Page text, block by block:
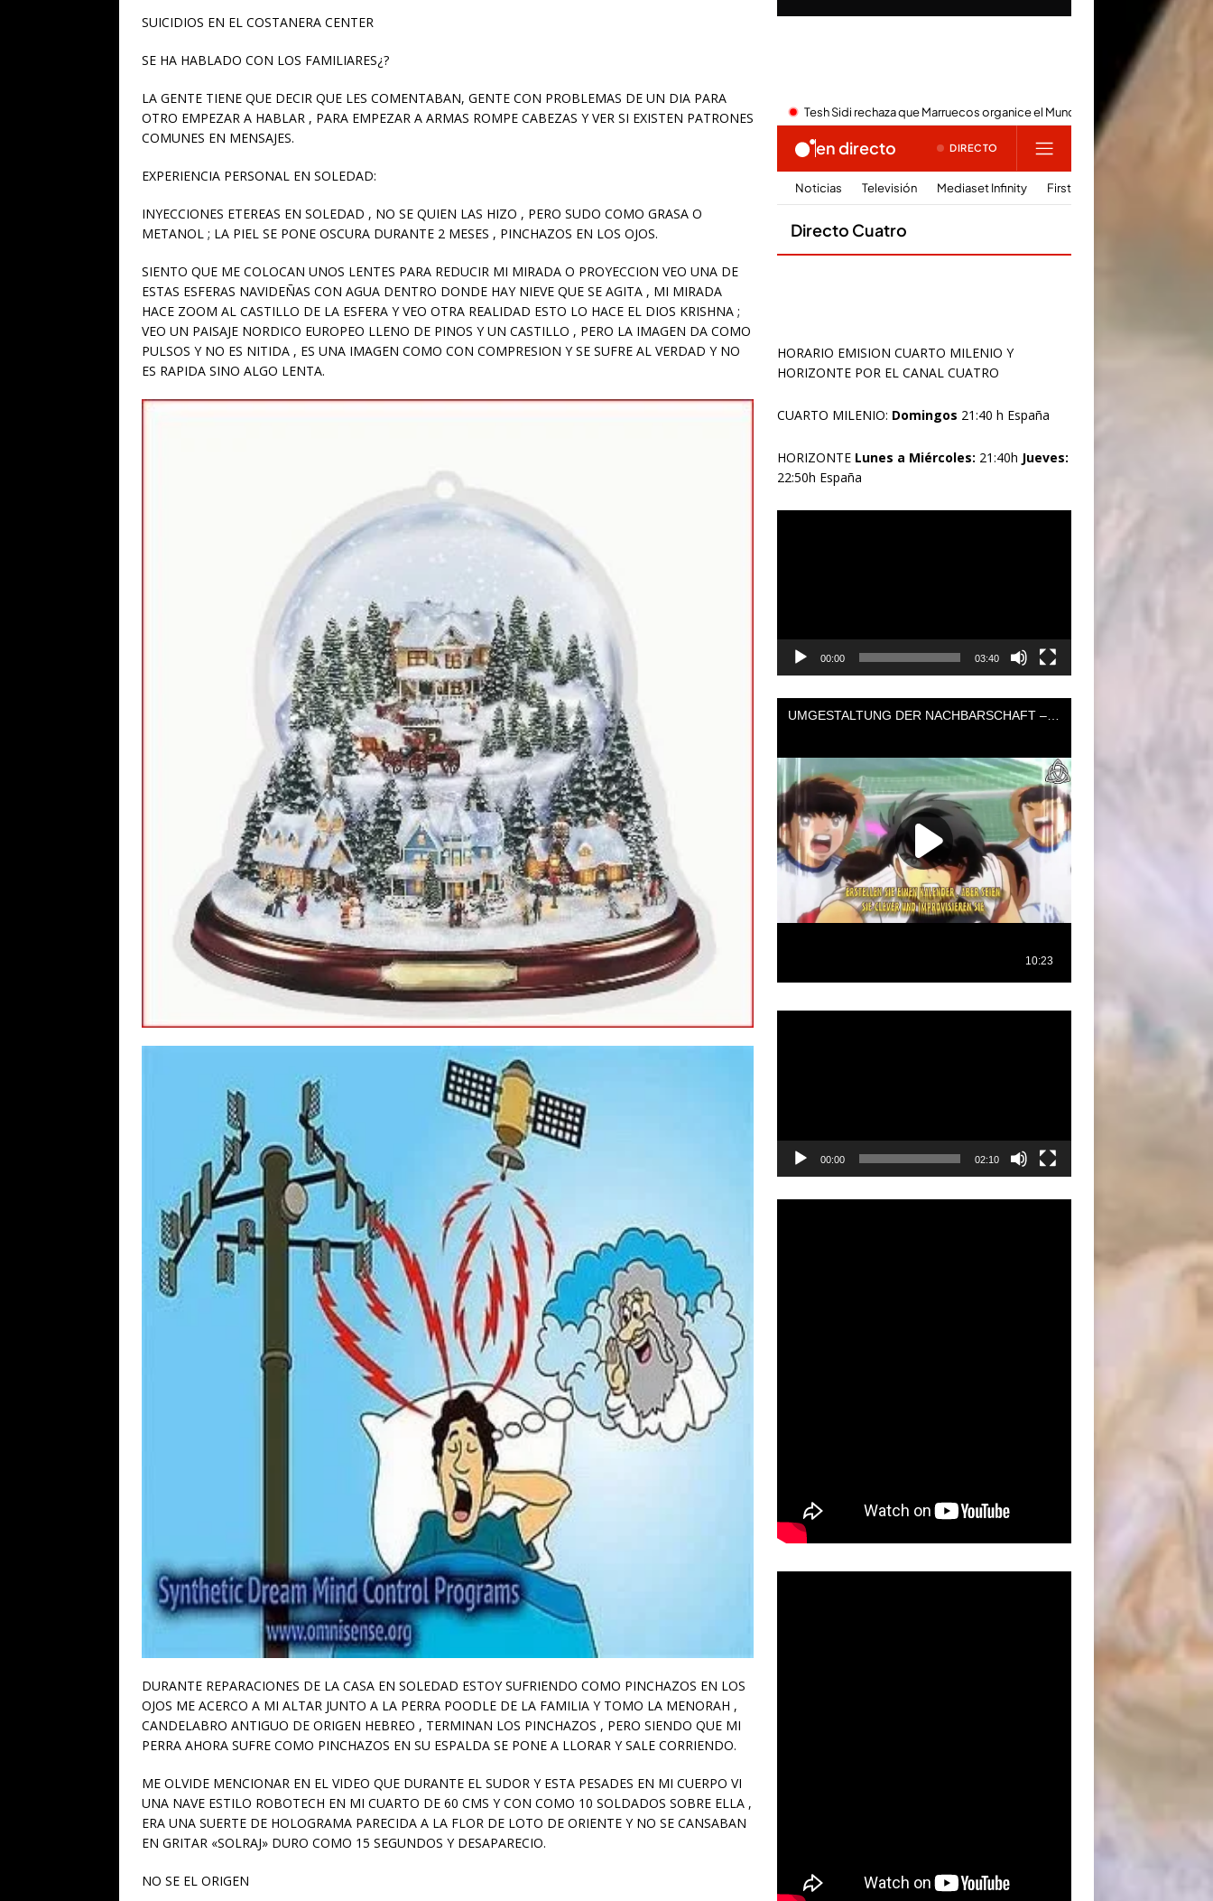
SUICIDIOS EN EL COSTANERA CENTER
SE HA HABLADO CON LOS FAMILIARES¿?
LA GENTE TIENE QUE DECIR QUE LES COMENTABAN, GENTE CON PROBLEMAS DE UN DIA PARA
OTRO EMPEZAR A HABLAR , PARA EMPEZAR A ARMAS ROMPE CABEZAS Y VER SI EXISTEN PATRONES
COMUNES EN MENSAJES.
EXPERIENCIA PERSONAL EN SOLEDAD:
INYECCIONES ETEREAS EN SOLEDAD , NO SE QUIEN LAS HIZO , PERO SUDO COMO GRASA O
METANOL ; LA PIEL SE PONE OSCURA DURANTE 2 MESES , PINCHAZOS EN LOS OJOS.
SIENTO QUE ME COLOCAN UNOS LENTES PARA REDUCIR MI MIRADA O PROYECCION VEO UNA DE
ESTAS ESFERAS NAVIDEÑAS CON AGUA DENTRO DONDE HAY NIEVE QUE SE AGITA , MI MIRADA
HACE ZOOM AL CASTILLO DE LA ESFERA Y VEO OTRA REALIDAD ESTO LO HACE EL DIOS KRISHNA ;
VEO UN PAISAJE NORDICO EUROPEO LLENO DE PINOS Y UN CASTILLO , PERO LA IMAGEN DA COMO
PULSOS Y NO ES NITIDA , ES UNA IMAGEN COMO CON COMPRESION Y SE SUFRE AL VERDAD Y NO
ES RAPIDA SINO ALGO LENTA.
DURANTE REPARACIONES DE LA CASA EN SOLEDAD ESTOY SUFRIENDO COMO PINCHAZOS EN LOS
OJOS ME ACERCO A MI ALTAR JUNTO A LA PERRA POODLE DE LA FAMILIA Y TOMO LA MENORAH ,
CANDELABRO ANTIGUO DE ORIGEN HEBREO , TERMINAN LOS PINCHAZOS , PERO SIENDO QUE MI
PERRA AHORA SUFRE COMO PINCHAZOS EN SU ESPALDA SE PONE A LLORAR Y SALE CORRIENDO.
ME OLVIDE MENCIONAR EN EL VIDEO QUE DURANTE EL SUDOR Y ESTA PESADES EN MI CUERPO VI
UNA NAVE ESTILO ROBOTECH EN MI CUARTO DE 60 CMS Y CON COMO 10 SOLDADOS SOBRE ELLA ,
ERA UNA SUERTE DE HOLOGRAMA PARECIDA A LA FLOR DE LOTO DE ORIENTE Y NO SE CANSABAN
EN GRITAR «SOLRAJ» DURO COMO 15 SEGUNDOS Y DESAPARECIO.
NO SE EL ORIGEN
HORARIO EMISION CUARTO MILENIO Y
HORIZONTE POR EL CANAL CUATRO
CUARTO MILENIO: Domingos 21:40 h España
HORIZONTE Lunes a Miércoles: 21:40h Jueves:
22:50h España
00:00 03:40
00:00 02:10